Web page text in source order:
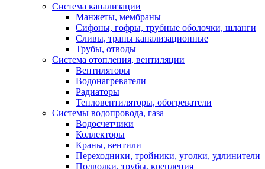
Система канализации
Манжеты, мембраны
Сифоны, гофры, трубные оболочки, шланги
Сливы, трапы канализационные
Трубы, отводы
Система отопления, вентиляции
Вентиляторы
Водонагреватели
Радиаторы
Тепловентиляторы, обогреватели
Системы водопровода, газа
Водосчетчики
Коллекторы
Краны, вентили
Переходники, тройники, уголки, удлинители
Подводки, трубы, крепления